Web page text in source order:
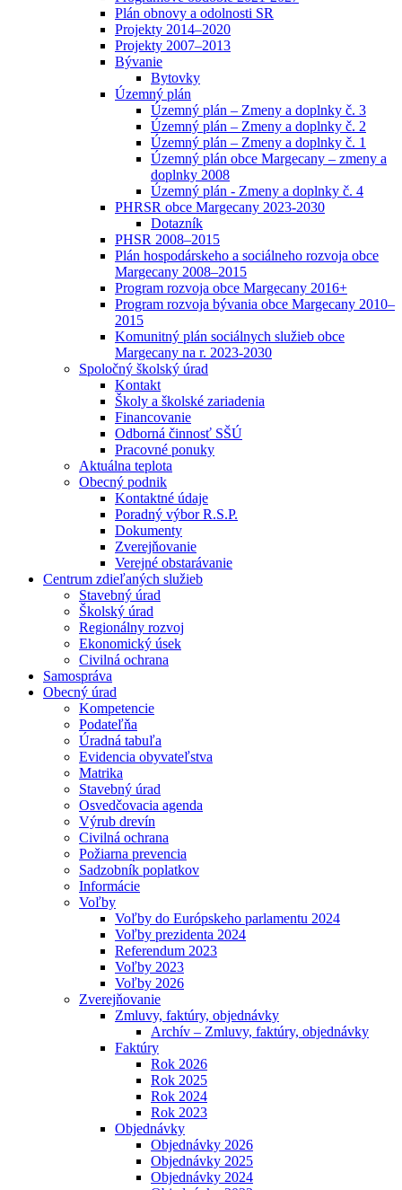
Plán obnovy a odolnosti SR
Projekty 2014–2020
Projekty 2007–2013
Bývanie
Bytovky
Územný plán
Územný plán – Zmeny a doplnky č. 3
Územný plán – Zmeny a doplnky č. 2
Územný plán – Zmeny a doplnky č. 1
Územný plán obce Margecany – zmeny a
doplnky 2008
Územný plán - Zmeny a doplnky č. 4
PHRSR obce Margecany 2023-2030
Dotazník
PHSR 2008–2015
Plán hospodárskeho a sociálneho rozvoja obce
Margecany 2008–2015
Program rozvoja obce Margecany 2016+
Program rozvoja bývania obce Margecany 2010–
2015
Komunitný plán sociálnych služieb obce
Margecany na r. 2023-2030
Spoločný školský úrad
Kontakt
Školy a školské zariadenia
Financovanie
Odborná činnosť SŠÚ
Pracovné ponuky
Aktuálna teplota
Obecný podnik
Kontaktné údaje
Poradný výbor R.S.P.
Dokumenty
Zverejňovanie
Verejné obstarávanie
Centrum zdieľaných služieb
Stavebný úrad
Školský úrad
Regionálny rozvoj
Ekonomický úsek
Civilná ochrana
Samospráva
Obecný úrad
Kompetencie
Podateľňa
Úradná tabuľa
Evidencia obyvateľstva
Matrika
Stavebný úrad
Osvedčovacia agenda
Výrub drevín
Civilná ochrana
Požiarna prevencia
Sadzobník poplatkov
Informácie
Voľby
Voľby do Európskeho parlamentu 2024
Voľby prezidenta 2024
Referendum 2023
Voľby 2023
Voľby 2026
Zverejňovanie
Zmluvy, faktúry, objednávky
Archív – Zmluvy, faktúry, objednávky
Faktúry
Rok 2026
Rok 2025
Rok 2024
Rok 2023
Objednávky
Objednávky 2026
Objednávky 2025
Objednávky 2024